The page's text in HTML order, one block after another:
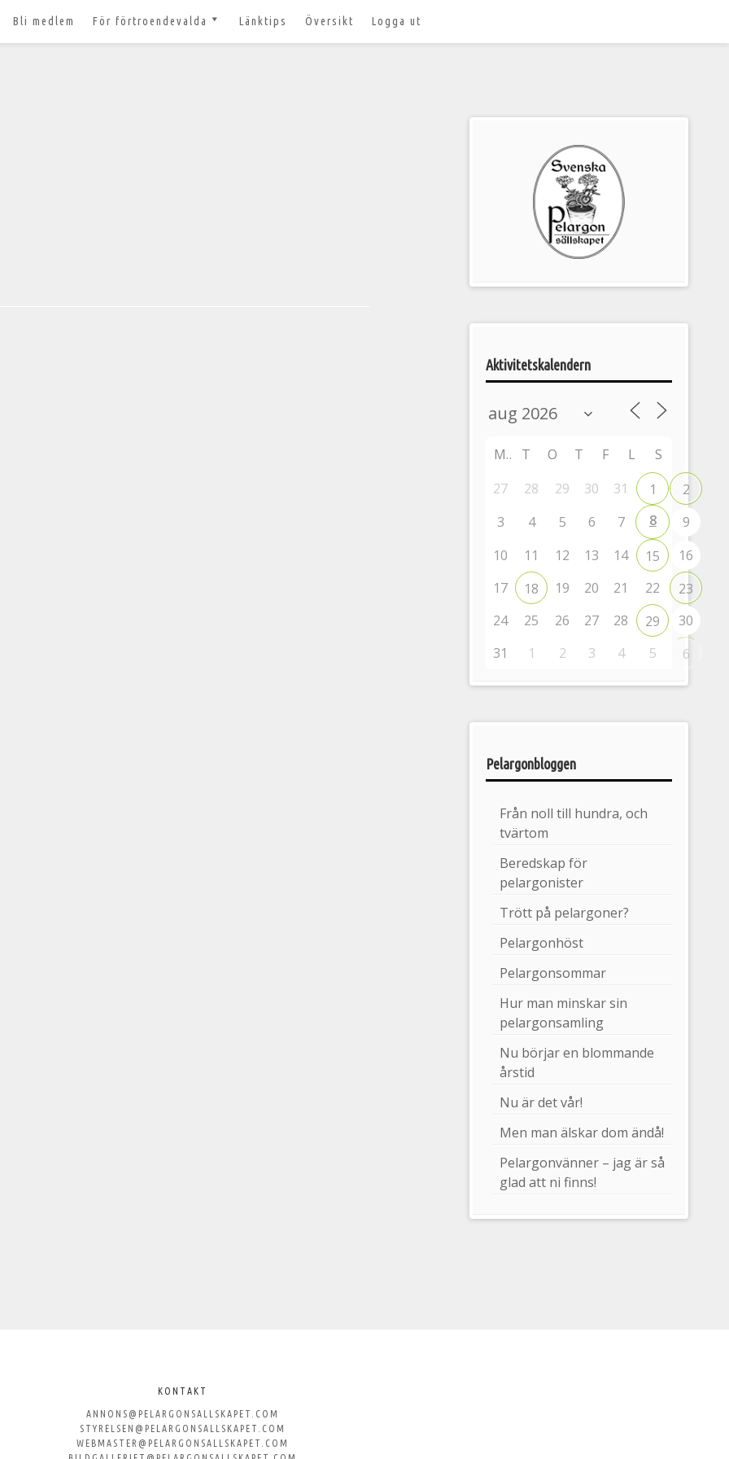
Bli medlem För förtroendevalda Länktips Översikt Logga ut
Pelargonsällskapets
aktiviteter
Aktivitetskalendern
M T O T F L
S
27
28 29 30 31 1
2
3
4 5 6 7 8
9
10
11 12 13 14 15
16
17
18 19 20 21 22
23
24
25 26 27 28 29
30
31
1 2 3 4 5 6
Pelargonbloggen
Från noll till hundra, och
tvärtom
Beredskap för
pelargonister
Trött på pelargoner?
Pelargonhöst
Pelargonsommar
Hur man minskar sin
pelargonsamling
Nu börjar en blommande
årstid
Nu är det vår!
Men man älskar dom ändå!
Pelargonvänner – jag är så
glad att ni finns!
KONTAKT
ANNONS@PELARGONSALLSKAPET.COM
STYRELSEN@PELARGONSALLSKAPET.COM
WEBMASTER@PELARGONSALLSKAPET.COM